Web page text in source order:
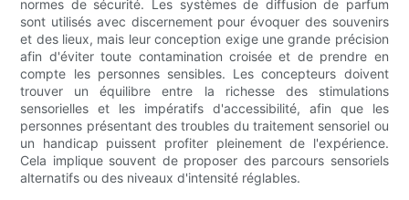
normes de sécurité. Les systèmes de diffusion de parfum
sont utilisés avec discernement pour évoquer des souvenirs
et des lieux, mais leur conception exige une grande précision
afin d'éviter toute contamination croisée et de prendre en
compte les personnes sensibles. Les concepteurs doivent
trouver un équilibre entre la richesse des stimulations
sensorielles et les impératifs d'accessibilité, afin que les
personnes présentant des troubles du traitement sensoriel ou
un handicap puissent profiter pleinement de l'expérience.
Cela implique souvent de proposer des parcours sensoriels
alternatifs ou des niveaux d'intensité réglables.